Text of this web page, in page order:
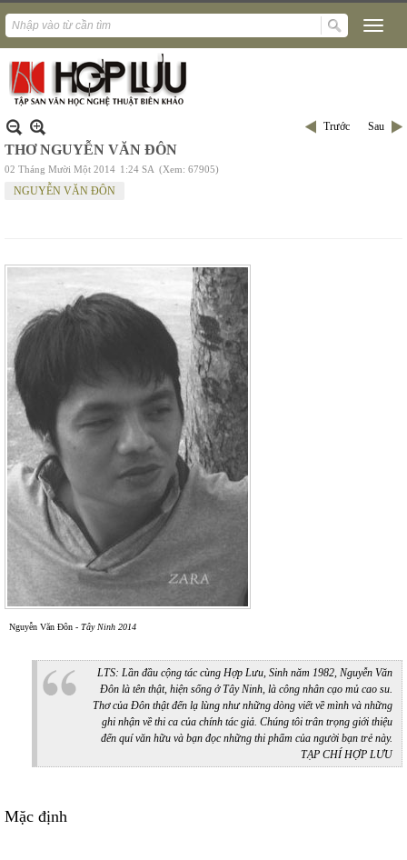
Trước Sau
THƠ NGUYỄN VĂN ĐÔN
02 Tháng Mười Một 2014 1:24 SA (Xem: 67905)
NGUYỄN VĂN ĐÔN
Nguyễn Văn Đôn - Tây Ninh 2014
LTS: Lần đầu cộng tác cùng Hợp Lưu, Sinh năm 1982, Nguyễn Văn
Đôn là tên thật, hiện sống ở Tây Ninh, là công nhân cạo mủ cao su.
Thơ của Đôn thật đến lạ lùng như những dòng viết về mình và những
ghi nhận về thi ca của chính tác giả. Chúng tôi trân trọng giới thiệu
đến quí văn hữu và bạn đọc những thi phẩm của người bạn trẻ này.
TẠP CHÍ HỢP LƯU
Mặc định